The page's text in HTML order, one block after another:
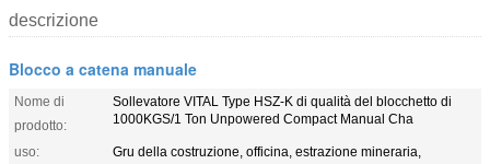
descrizione
Blocco a catena manuale
Nome di
prodotto:
Sollevatore VITAL Type HSZ-K di qualità del blocchetto di
1000KGS/1 Ton Unpowered Compact Manual Cha
uso:
Gru della costruzione, officina, estrazione mineraria,